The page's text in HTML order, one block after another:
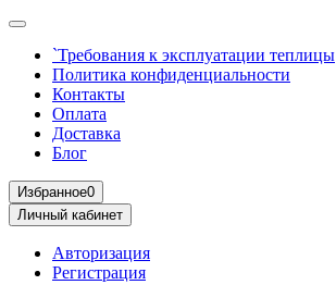
`Требования к эксплуатации теплицы
Политика конфиденциальности
Контакты
Оплата
Доставка
Блог
Избранное0
Личный кабинет
Авторизация
Регистрация